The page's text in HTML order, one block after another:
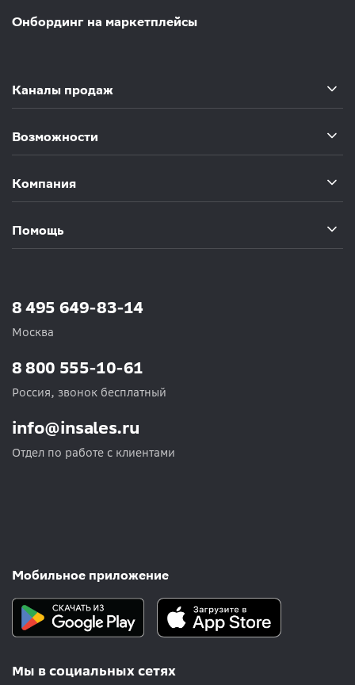
Онбординг на маркетплейсы
Каналы продаж
Возможности
Компания
Помощь
8 495 649-83-14
Москва
info@insales.ru
Отдел по работе с клиентами
8 800 555-10-61
Россия, звонок бесплатный
Мобильное приложение
Мы в социальных сетях